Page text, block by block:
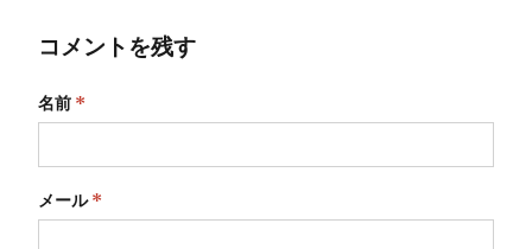
コメントを残す
名前 *
メール*